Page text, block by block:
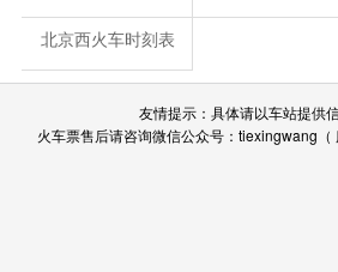
北京西火车时刻表
友情提示：具体请以车站提供信
火车票售后请咨询微信公众号：tiexingwang（